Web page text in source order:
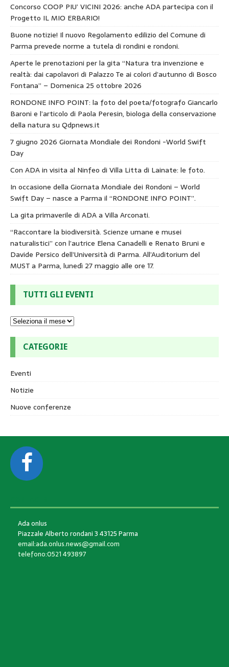
Concorso COOP PIU’ VICINI 2026: anche ADA partecipa con il
Progetto IL MIO ERBARIO!
Buone notizie! Il nuovo Regolamento edilizio del Comune di
Parma prevede norme a tutela di rondini e rondoni.
Aperte le prenotazioni per la gita “Natura tra invenzione e
realtà: dai capolavori di Palazzo Te ai colori d’autunno di Bosco
Fontana” – Domenica 25 ottobre 2026
RONDONE INFO POINT: la foto del poeta/fotografo Giancarlo
Baroni e l’articolo di Paola Peresin, biologa della conservazione
della natura su Qdpnews.it
7 giugno 2026 Giornata Mondiale dei Rondoni -World Swift
Day
Con ADA in visita al Ninfeo di Villa Litta di Lainate: le foto.
In occasione della Giornata Mondiale dei Rondoni – World
Swift Day – nasce a Parma il “RONDONE INFO POINT”.
La gita primaverile di ADA a Villa Arconati.
“Raccontare la biodiversità. Scienze umane e musei
naturalistici” con l’autrice Elena Canadelli e Renato Bruni e
Davide Persico dell’Università di Parma. All’Auditorium del
MUST a Parma, lunedì 27 maggio alle ore 17.
TUTTI GLI EVENTI
CATEGORIE
Eventi
Notizie
Nuove conferenze
Ada onlus
Piazzale Alberto rondani 3 43125 Parma
email:ada.onlus.news@gmail.com
telefono:0521 493897